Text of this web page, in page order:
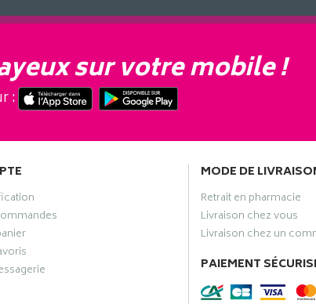
sur votre mobile !
:
MODE DE
Retrait en pharmacie
Livraison chez vous
Livraison chez un
PAIEMENT